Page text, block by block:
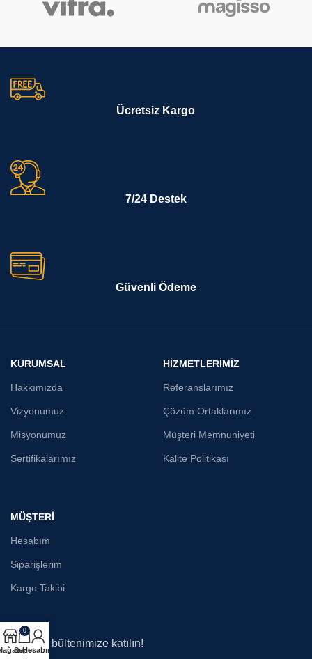
Ücretsiz Kargo
7/24 Destek
Güvenli Ödeme
KURUMSAL
Hakkımızda
Vizyonumuz
Misyonumuz
Sertifikalarımız
HİZMETLERİMİZ
Referanslarımız
Çözüm Ortaklarımız
Müşteri Memnuniyeti
Kalite Politikası
MÜŞTERİ
Hesabım
Siparişlerim
Kargo Takibi
E-posta bültenimize katılın!
0
Sepet
Hesabım